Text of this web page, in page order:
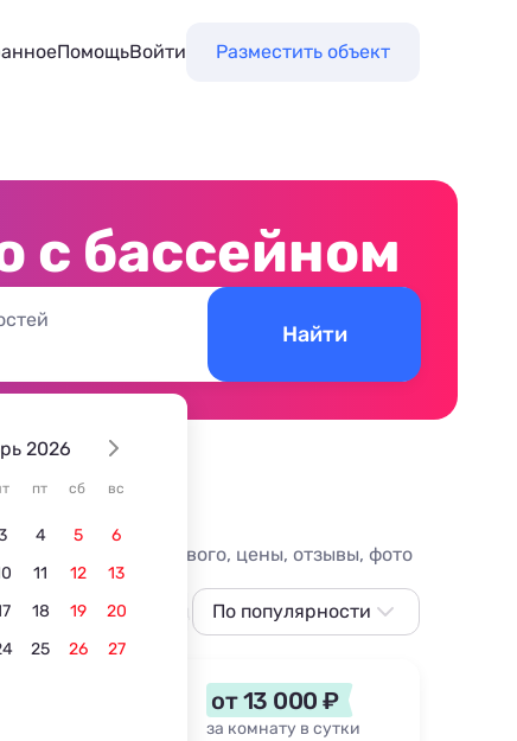
ПомощьВойти Разместить объект
с бассейном
2026
пт сб вс
4 5
6
11 12
13
18 19
20
25 26
27
Найти
Гостиницы Берегового, цены, отзывы, фото
С питанием В центре Всё включено
По популярности
Сначала дешевле
Сначала дороже
от 13 000 ₽
за комнату в сутки